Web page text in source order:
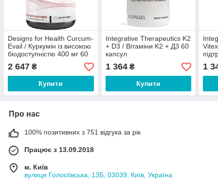
Designs for Health Curcum-
Evail / Куркумін із високою
біодоступністю 400 мг 60
капсул
2 647 ₴
Купити
Integrative Therapeutics K2
+ D3 / Вітаміни K2 + Д3 60
капсул
1 364₴
Купити
1
Про нас
100% позитивних з 751 відгука за рік
Працює з 13.09.2018
м. Київ
вулиця Голосіївська, 13Б, 03039, Київ, Україна